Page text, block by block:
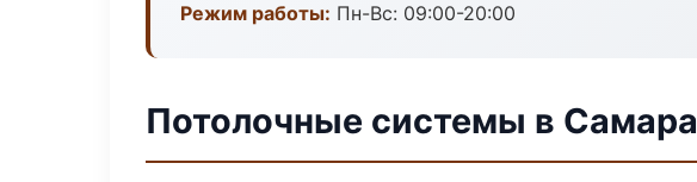
Режим работы: Пн-Вс: 09:00-20:00
Потолочные системы в Самара